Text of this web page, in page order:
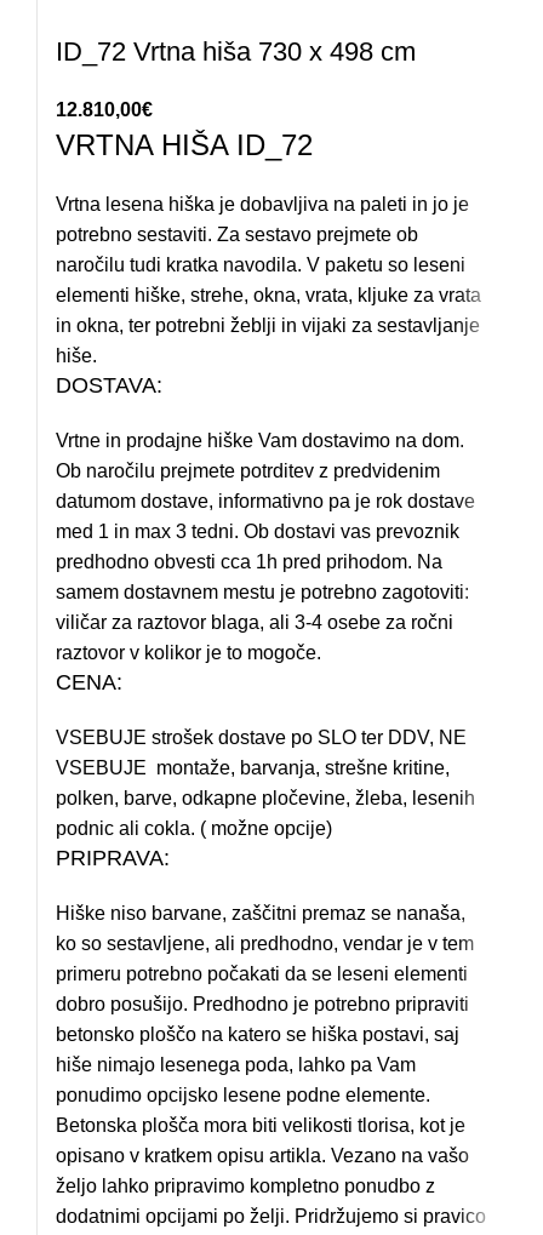
ID_72 Vrtna hiša 730 x 498 cm
12.810,00€
VRTNA HIŠA ID_72
Vrtna lesena hiška je dobavljiva na paleti in jo je
potrebno sestaviti. Za sestavo prejmete ob
naročilu tudi kratka navodila. V paketu so leseni
elementi hiške, strehe, okna, vrata, kljuke za vrata
in okna, ter potrebni žeblji in vijaki za sestavljanje
hiše.
DOSTAVA:
Vrtne in prodajne hiške Vam dostavimo na dom.
Ob naročilu prejmete potrditev z predvidenim
datumom dostave, informativno pa je rok dostave
med 1 in max 3 tedni. Ob dostavi vas prevoznik
predhodno obvesti cca 1h pred prihodom. Na
samem dostavnem mestu je potrebno zagotoviti:
viličar za raztovor blaga, ali 3-4 osebe za ročni
raztovor v kolikor je to mogoče.
CENA:
VSEBUJE strošek dostave po SLO ter DDV, NE
VSEBUJE montaže, barvanja, strešne kritine,
polken, barve, odkapne pločevine, žleba, lesenih
podnic ali cokla. ( možne opcije)
PRIPRAVA:
Hiške niso barvane, zaščitni premaz se nanaša,
ko so sestavljene, ali predhodno, vendar je v tem
primeru potrebno počakati da se leseni elementi
dobro posušijo. Predhodno je potrebno pripraviti
betonsko ploščo na katero se hiška postavi, saj
hiše nimajo lesenega poda, lahko pa Vam
ponudimo opcijsko lesene podne elemente.
Betonska plošča mora biti velikosti tlorisa, kot je
opisano v kratkem opisu artikla. Vezano na vašo
željo lahko pripravimo kompletno ponudbo z
dodatnimi opcijami po želji. Pridržujemo si pravico